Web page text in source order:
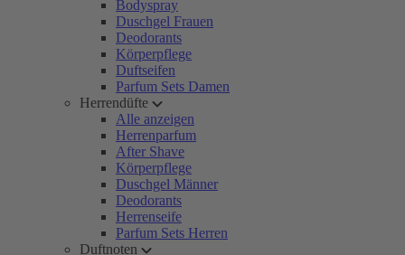
Bodyspray
Duschgel Frauen
Deodorants
Körperpflege
Duftseifen
Parfum Sets Damen
Herrendüfte
Alle anzeigen
Herrenparfum
After Shave
Körperpflege
Duschgel Männer
Deodorants
Herrenseife
Parfum Sets Herren
Duftnoten